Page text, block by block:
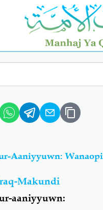
Makundi
aaniyyuwn: